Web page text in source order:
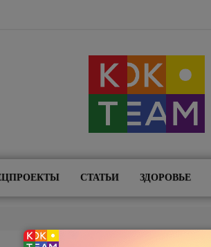
СТАТЬИ ЗДОРОВЬЕ